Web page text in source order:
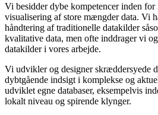
Vi besidder dybe kompetencer inden
visualisering af store mængder data. Vi
håndtering af traditionelle datakilder
kvalitative data, men ofte inddrager vi
datakilder i vores arbejde.
Vi udvikler og designer skræddersyede
dybtgående indsigt i komplekse og
udviklet egne databaser, eksempelvis
lokalt niveau og spirende klynger.